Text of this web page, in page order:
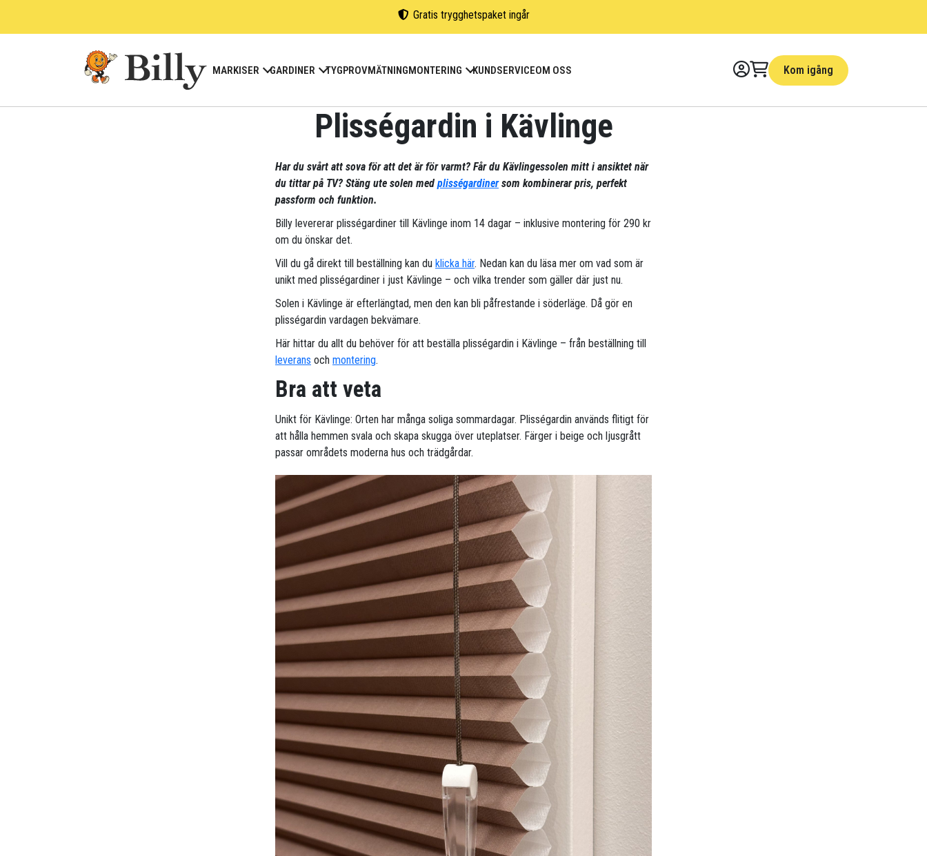
Gratis trygghetspaket ingår
MARKISER GARDINER TYGPROVMÄTNINGMONTERING KUNDSERVICEOM OSS Kom igång
Plisségardin i Kävlinge
Har du svårt att sova för att det är för varmt? Får du Kävlingessolen mitt i ansiktet när
du tittar på TV? Stäng ute solen med plisségardinersom kombinerar pris, perfekt
passform och funktion.
Billy levererar plisségardiner till Kävlinge inom 14 dagar – inklusive montering för 290 kr
om du önskar det.
Vill du gå direkt till beställning kan du klicka här. Nedan kan du läsa mer om vad som är
unikt med plisségardiner i just Kävlinge – och vilka trender som gäller där just nu.
Solen i Kävlinge är efterlängtad, men den kan bli påfrestande i söderläge. Då gör en
plisségardin vardagen bekvämare.
Här hittar du allt du behöver för att beställa plisségardin i Kävlinge – från beställning till
leverans och montering.
Bra att veta
Unikt för Kävlinge: Orten har många soliga sommardagar. Plisségardin används flitigt för
att hålla hemmen svala och skapa skugga över uteplatser. Färger i beige och ljusgrått
passar områdets moderna hus och trädgårdar.